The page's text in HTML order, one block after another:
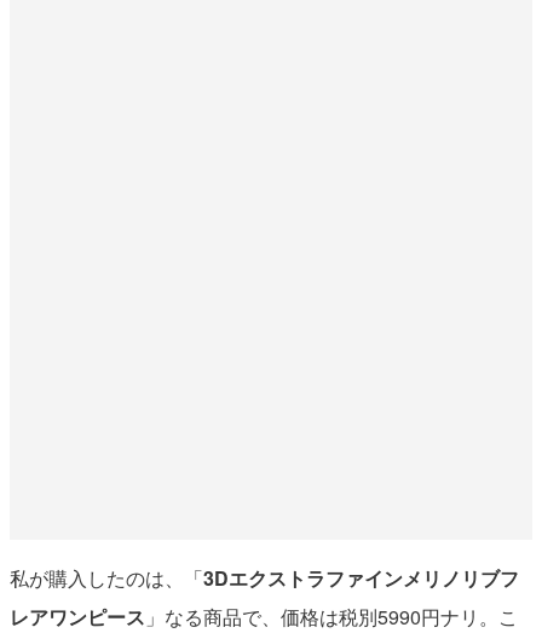
私が購入したのは、「3Dエクストラファインメリノリブフ
レアワンピース 」なる商品で、価格は税別5990円ナリ。こ